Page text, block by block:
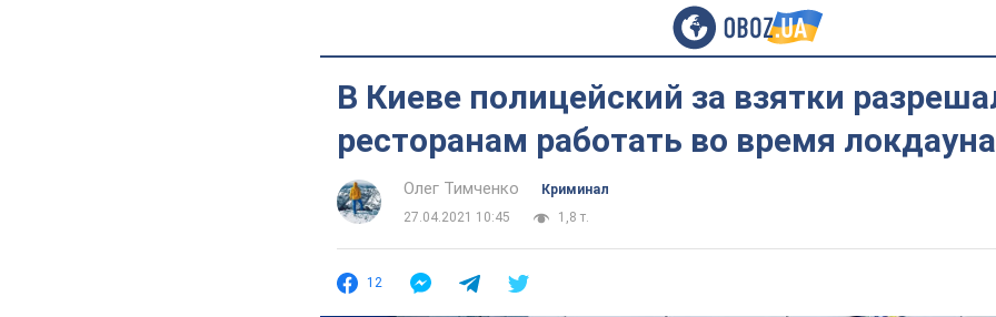
В Киеве полицейский за взятки
ресторанам работать во время локдауна
Олег Тимченко
Криминал
27.04.2021 10:45
1,8 т.
12